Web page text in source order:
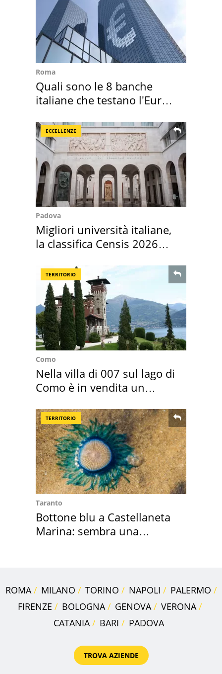
Roma
Quali sono le 8 banche
italiane che testano l'Euro
ECCELLENZE
Padova
Migliori università italiane,
la classifica Censis 2026
TERRITORIO
Como
Nella villa di 007 sul lago di
Como è in vendita un
TERRITORIO
Taranto
Bottone blu a Castellaneta
Marina: sembra una
ROMA MILANO TORINO NAPOLI
PALERMO
FIRENZE
BOLOGNA GENOVA
VERONA
CATANIA
BARI PADOVA
TROVA AZIENDE